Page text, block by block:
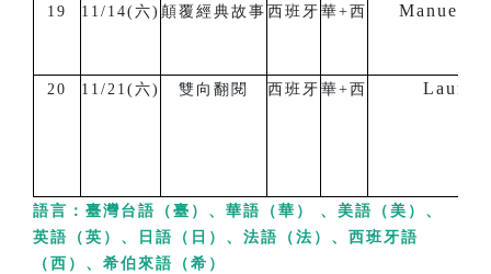
19 11/14(六) 顛覆經典故事 西班牙 華+西 Manuel
20 11/21(六) 雙向翻閱 西班牙 華+西 Laura
語言：臺灣台語（臺）、華語（華） 、美語（美）、
英語（英）、日語（日）、法語（法）、西班牙語
（西）、希伯來語（希）